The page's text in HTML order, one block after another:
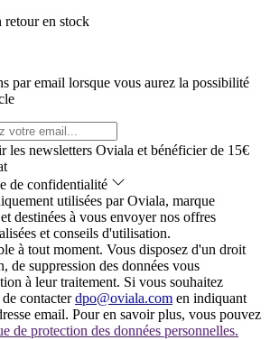
retour en stock
par email lorsque vous aurez la possibilité
les newsletters Oviala et bénéficier de 15€
de confidentialité
utilisées par Oviala, marque
destinées à vous envoyer nos offres
et conseils d'utilisation.
à tout moment. Vous disposez d'un droit
de suppression des données vous
à leur traitement. Si vous souhaitez
contacterdpo@oviala.com en indiquant
email. Pour en savoir plus, vous pouvez
de protection des données personnelles.